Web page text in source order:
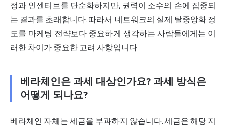
정과 인센티브를 단순화하지만, 권력이 소수의 손에 집중되
는 결과를 초래합니다. 따라서 네트워크의 실제 탈중앙화 정
도를 마케팅 전략보다 중요하게 생각하는 사람들에게는 이
러한 차이가 중요한 고려 사항입니다.
베라체인은 과세 대상인가요? 과세 방식은
어떻게 되나요?
베라체인 자체는 세금을 부과하지 않습니다. 세금은 해당 지